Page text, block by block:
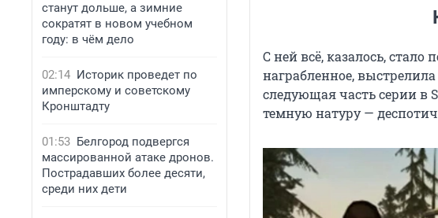
станут дольше, а зимние
сократят в новом учебном
году: в чём дело
02:14 Историк проведет по
имперскому и советскому
Кронштадту
01:53 Белгород подвергся
массированной атаке дронов.
Пострадавших более десяти,
среди них дети
С ней всё, казалось, стало
награбленное,
следующая часть серии в
темную натуру —